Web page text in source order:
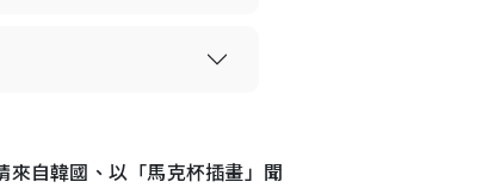
自韓國、以「馬克杯插畫」聞